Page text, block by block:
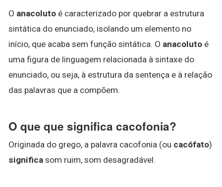
O anacoluto é caracterizado por quebrar a estrutura
sintática do enunciado, isolando um elemento no
início, que acaba sem função sintática. O anacoluto é
uma figura de linguagem relacionada à sintaxe do
enunciado, ou seja, à estrutura da sentença e à relação
das palavras que a compõem.
O que que significa cacofonia?
Originada do grego, a palavra cacofonia (ou cacófato)
significa som ruim, som desagradável.